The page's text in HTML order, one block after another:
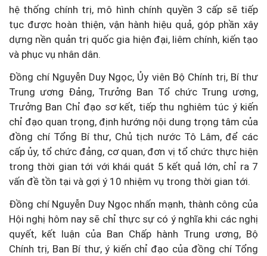
hệ thống chính trị, mô hình chính quyền 3 cấp sẽ tiếp
tục được hoàn thiện, vận hành hiệu quả, góp phần xây
dựng nền quản trị quốc gia hiện đại, liêm chính, kiến tạo
và phục vụ nhân dân.
Đồng chí Nguyễn Duy Ngọc, Ủy viên Bộ Chính trị, Bí thư
Trung ương Đảng, Trưởng Ban Tổ chức Trung ương,
Trưởng Ban Chỉ đạo sơ kết, tiếp thu nghiêm túc ý kiến
chỉ đạo quan trọng, định hướng nội dung trọng tâm của
đồng chí Tổng Bí thư, Chủ tịch nước Tô Lâm, để các
cấp ủy, tổ chức đảng, cơ quan, đơn vị tổ chức thực hiện
trong thời gian tới với khái quát 5 kết quả lớn, chỉ ra 7
vấn đề tồn tại và gợi ý 10 nhiệm vụ trong thời gian tới.
Đồng chí Nguyễn Duy Ngọc nhấn mạnh, thành công của
Hội nghị hôm nay sẽ chỉ thực sự có ý nghĩa khi các nghị
quyết, kết luận của Ban Chấp hành Trung ương, Bộ
Chính trị, Ban Bí thư, ý kiến chỉ đạo của đồng chí Tổng